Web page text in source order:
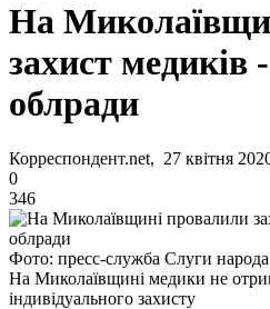
На
захист медиків
облради
Корреспондент.net, 27 квітня
0
346
Фото: пресс-служба Слуги народа
На Миколаївщині медики не
індивідуального захисту